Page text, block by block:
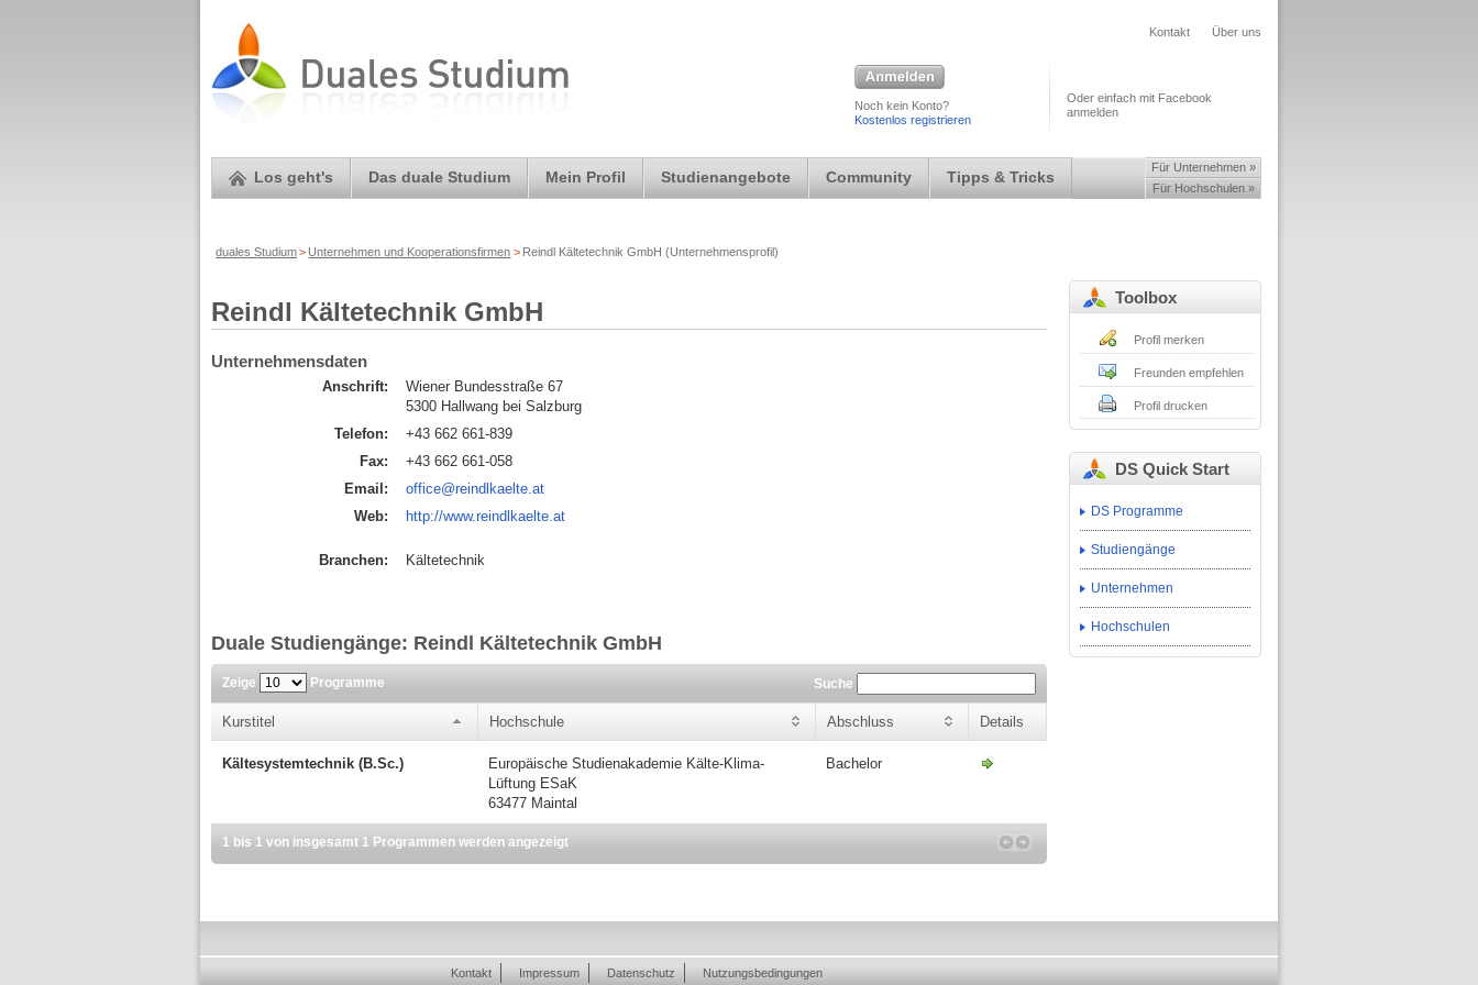
Kontakt Über uns
Noch kein Konto?
Kostenlos registrieren
Oder einfach mit Facebook
anmelden
Los geht's Das duale Studium Mein Profil Studienangebote Community Tipps & Tricks
Für Unternehmen »
Für Hochschulen »
duales Studium> Unternehmen und Kooperationsfirmen > Reindl Kältetechnik GmbH (Unternehmensprofil)
Reindl Kältetechnik GmbH
Unternehmensdaten
Anschrift:
Wiener Bundesstraße 67
5300 Hallwang bei Salzburg
Telefon:
+43 662 661-839
Fax:
+43 662 661-058
Email:
office@reindlkaelte.at
Web:
http://www.reindlkaelte.at
Branchen: Kältetechnik
Duale Studiengänge: Reindl Kältetechnik GmbH
Zeige Programme Suche
Kurstitel Hochschule Abschluss Details
Kältesystemtechnik (B.Sc.)
Europäische Studienakademie Kälte-Klima-
Lüftung ESaK
63477 Maintal
Bachelor
1 bis 1 von insgesamt 1 Programmen werden angezeigt
Toolbox
Profil merken
Freunden empfehlen
Profil drucken
DS Quick Start
DS Programme
Studiengänge
Unternehmen
Hochschulen
Kontakt Impressum Datenschutz Nutzungsbedingungen